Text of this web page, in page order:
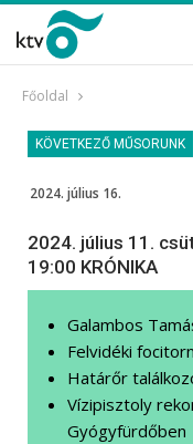
Főoldal
KÖVETKEZŐ MŰSORUNK
2024. július 16.
2024. július 11.
19:00 KRÓNIKA
Galambos
Felvidéki
Határőr
Vízipisztoly
Gyógyfürdőben